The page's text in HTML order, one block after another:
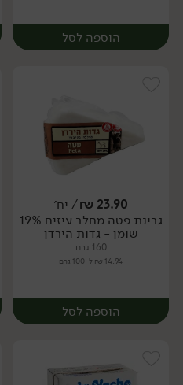
הוספה לסל
יח׳
23.90
₪/ יח׳
גבינת פטה מחלב עיזים 19%
שומן - גדות הירדן
160 גרם
14.94 ₪ ל-100 גרם
הוספה לסל